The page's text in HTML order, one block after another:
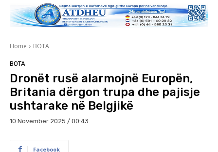
Home BOTA
BOTA
Dronët rusë alarmojnë Europën,
Britania dërgon trupa dhe pajisje
ushtarake në Belgjikë
10 November 2025 / 00:43
Facebook